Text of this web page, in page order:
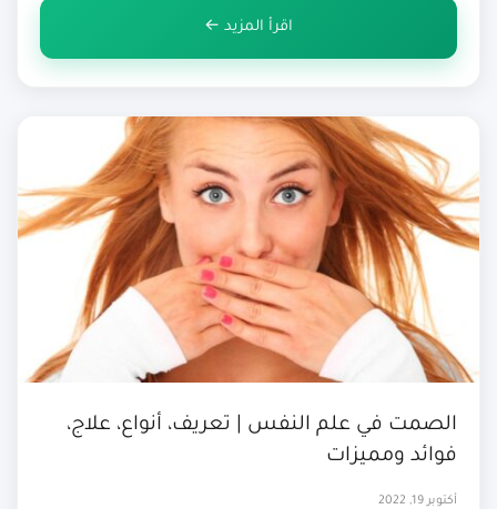
علم النفس الكتمان((Concealment […]
اقرأ المزيد ←
الصمت في علم النفس | تعريف، أنواع، علاج،
فوائد ومميزات
أكتوبر 19, 2022